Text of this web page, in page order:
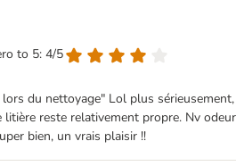
to 5: 4/5
du nettoyage" Lol plus
reste relativement propre. Nv
bien, un vrais plaisir !!